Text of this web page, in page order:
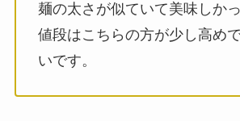
麺の太さが似ていて美味しか
値段はこちらの方が少し高め
いです。